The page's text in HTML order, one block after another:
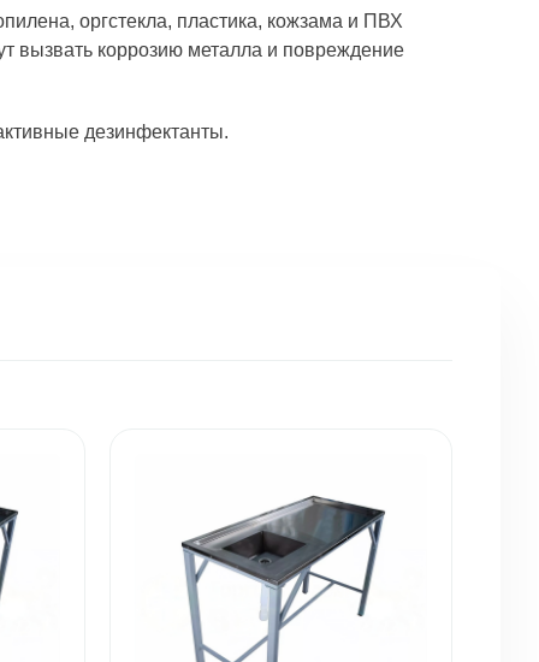
оргстекла, пластика, кожзама и ПВХ
вызвать коррозию металла и повреждение
дезинфектанты.